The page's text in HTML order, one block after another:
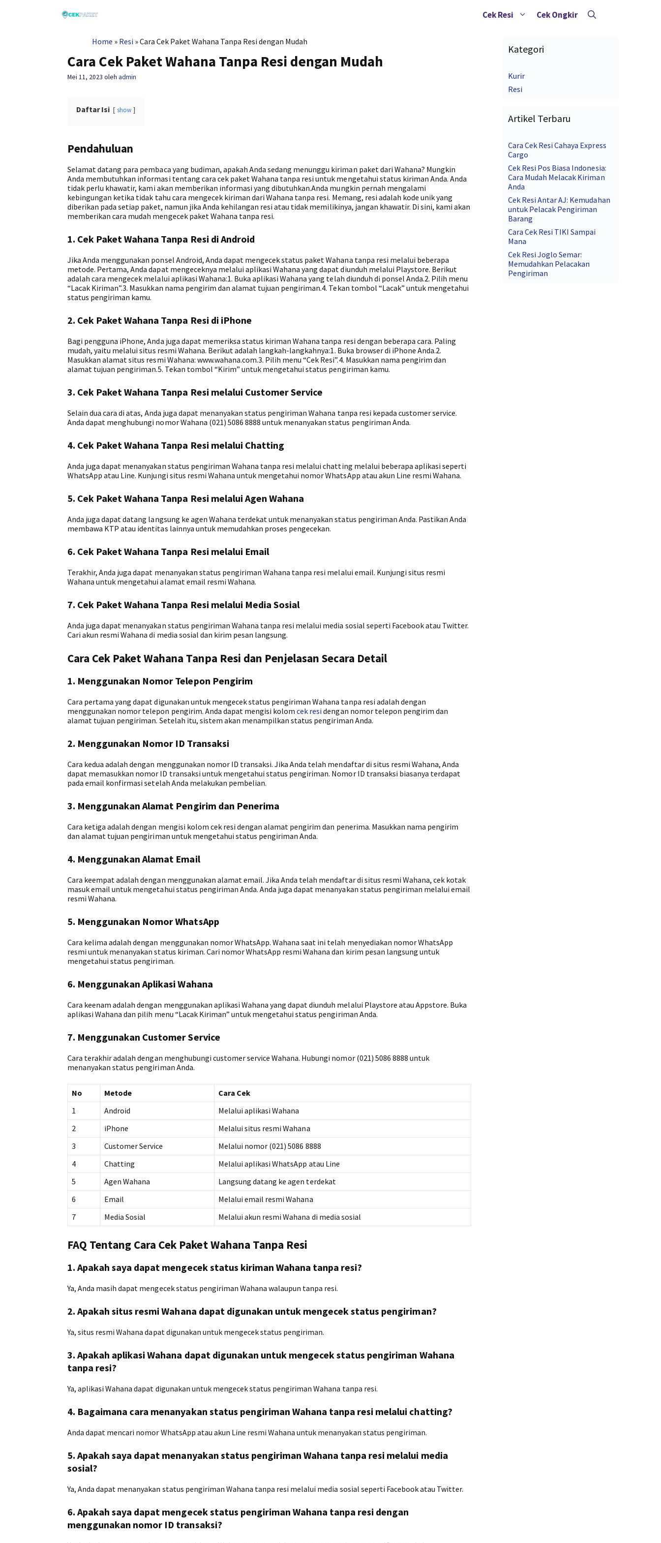
Cek Resi Cek Ongkir
Home » Resi »Cara Cek Paket Wahana Tanpa Resi dengan Mudah
Cara Cek Paket Wahana Tanpa Resi dengan Mudah
Mei 11, 2023 oleh admin
Daftar Isi show
Pendahuluan
Selamat datang para pembaca yang budiman, apakah Anda sedang menunggu kiriman paket dari Wahana? Mungkin
Anda membutuhkan informasi tentang cara cek paket Wahana tanpa resi untuk mengetahui status kiriman Anda. Anda
tidak perlu khawatir, kami akan memberikan informasi yang dibutuhkan.Anda mungkin pernah mengalami
kebingungan ketika tidak tahu cara mengecek kiriman dari Wahana tanpa resi. Memang, resi adalah kode unik yang
diberikan pada setiap paket, namun jika Anda kehilangan resi atau tidak memilikinya, jangan khawatir. Di sini, kami akan
memberikan cara mudah mengecek paket Wahana tanpa resi.
1. Cek Paket Wahana Tanpa Resi di Android
Jika Anda menggunakan ponsel Android, Anda dapat mengecek status paket Wahana tanpa resi melalui beberapa
metode. Pertama, Anda dapat mengeceknya melalui aplikasi Wahana yang dapat diunduh melalui Playstore. Berikut
adalah cara mengecek melalui aplikasi Wahana:1. Buka aplikasi Wahana yang telah diunduh di ponsel Anda.2. Pilih menu
“Lacak Kiriman”.3. Masukkan nama pengirim dan alamat tujuan pengiriman.4. Tekan tombol “Lacak” untuk mengetahui
status pengiriman kamu.
2. Cek Paket Wahana Tanpa Resi di iPhone
Bagi pengguna iPhone, Anda juga dapat memeriksa status kiriman Wahana tanpa resi dengan beberapa cara. Paling
mudah, yaitu melalui situs resmi Wahana. Berikut adalah langkah-langkahnya:1. Buka browser di iPhone Anda.2.
Masukkan alamat situs resmi Wahana: www.wahana.com.3. Pilih menu “Cek Resi”.4. Masukkan nama pengirim dan
alamat tujuan pengiriman.5. Tekan tombol “Kirim” untuk mengetahui status pengiriman kamu.
3. Cek Paket Wahana Tanpa Resi melalui Customer Service
Selain dua cara di atas, Anda juga dapat menanyakan status pengiriman Wahana tanpa resi kepada customer service.
Anda dapat menghubungi nomor Wahana (021) 5086 8888 untuk menanyakan status pengiriman Anda.
4. Cek Paket Wahana Tanpa Resi melalui Chatting
Anda juga dapat menanyakan status pengiriman Wahana tanpa resi melalui chatting melalui beberapa aplikasi seperti
WhatsApp atau Line. Kunjungi situs resmi Wahana untuk mengetahui nomor WhatsApp atau akun Line resmi Wahana.
5. Cek Paket Wahana Tanpa Resi melalui Agen Wahana
Anda juga dapat datang langsung ke agen Wahana terdekat untuk menanyakan status pengiriman Anda. Pastikan Anda
membawa KTP atau identitas lainnya untuk memudahkan proses pengecekan.
6. Cek Paket Wahana Tanpa Resi melalui Email
Terakhir, Anda juga dapat menanyakan status pengiriman Wahana tanpa resi melalui email. Kunjungi situs resmi
Wahana untuk mengetahui alamat email resmi Wahana.
7. Cek Paket Wahana Tanpa Resi melalui Media Sosial
Anda juga dapat menanyakan status pengiriman Wahana tanpa resi melalui media sosial seperti Facebook atau Twitter.
Cari akun resmi Wahana di media sosial dan kirim pesan langsung.
Cara Cek Paket Wahana Tanpa Resi dan Penjelasan Secara Detail
1. Menggunakan Nomor Telepon Pengirim
Cara pertama yang dapat digunakan untuk mengecek status pengiriman Wahana tanpa resi adalah dengan
menggunakan nomor telepon pengirim. Anda dapat mengisi kolomcek resi dengan nomor telepon pengirim dan
alamat tujuan pengiriman. Setelah itu, sistem akan menampilkan status pengiriman Anda.
2. Menggunakan Nomor ID Transaksi
Cara kedua adalah dengan menggunakan nomor ID transaksi. Jika Anda telah mendaftar di situs resmi Wahana, Anda
dapat memasukkan nomor ID transaksi untuk mengetahui status pengiriman. Nomor ID transaksi biasanya terdapat
pada email konfirmasi setelah Anda melakukan pembelian.
3. Menggunakan Alamat Pengirim dan Penerima
Cara ketiga adalah dengan mengisi kolom cek resi dengan alamat pengirim dan penerima. Masukkan nama pengirim
dan alamat tujuan pengiriman untuk mengetahui status pengiriman Anda.
4. Menggunakan Alamat Email
Cara keempat adalah dengan menggunakan alamat email. Jika Anda telah mendaftar di situs resmi Wahana, cek kotak
masuk email untuk mengetahui status pengiriman Anda. Anda juga dapat menanyakan status pengiriman melalui email
resmi Wahana.
5. Menggunakan Nomor WhatsApp
Cara kelima adalah dengan menggunakan nomor WhatsApp. Wahana saat ini telah menyediakan nomor WhatsApp
resmi untuk menanyakan status kiriman. Cari nomor WhatsApp resmi Wahana dan kirim pesan langsung untuk
mengetahui status pengiriman.
6. Menggunakan Aplikasi Wahana
Cara keenam adalah dengan menggunakan aplikasi Wahana yang dapat diunduh melalui Playstore atau Appstore. Buka
aplikasi Wahana dan pilih menu “Lacak Kiriman” untuk mengetahui status pengiriman Anda.
7. Menggunakan Customer Service
Cara terakhir adalah dengan menghubungi customer service Wahana. Hubungi nomor (021) 5086 8888 untuk
menanyakan status pengiriman Anda.
No Metode
Cara Cek
1
Android
Melalui aplikasi Wahana
2
iPhone
Melalui situs resmi Wahana
3
Customer Service
Melalui nomor (021) 5086 8888
4
Chatting
Melalui aplikasi WhatsApp atau Line
5
Agen Wahana
Langsung datang ke agen terdekat
6
Email
Melalui email resmi Wahana
7
Media Sosial Melalui akun resmi Wahana di media sosial
FAQ Tentang Cara Cek Paket Wahana Tanpa Resi
1. Apakah saya dapat mengecek status kiriman Wahana tanpa resi?
Ya, Anda masih dapat mengecek status pengiriman Wahana walaupun tanpa resi.
2. Apakah situs resmi Wahana dapat digunakan untuk mengecek status pengiriman?
Ya, situs resmi Wahana dapat digunakan untuk mengecek status pengiriman.
3. Apakah aplikasi Wahana dapat digunakan untuk mengecek status pengiriman Wahana
tanpa resi?
Ya, aplikasi Wahana dapat digunakan untuk mengecek status pengiriman Wahana tanpa resi.
4. Bagaimana cara menanyakan status pengiriman Wahana tanpa resi melalui chatting?
Anda dapat mencari nomor WhatsApp atau akun Line resmi Wahana untuk menanyakan status pengiriman.
5. Apakah saya dapat menanyakan status pengiriman Wahana tanpa resi melalui media
sosial?
Ya, Anda dapat menanyakan status pengiriman Wahana tanpa resi melalui media sosial seperti Facebook atau Twitter.
6. Apakah saya dapat mengecek status pengiriman Wahana tanpa resi dengan
menggunakan nomor ID transaksi?
Kategori
Kurir
Resi
Artikel Terbaru
Cara Cek Resi Cahaya Express
Cargo
Cek Resi Pos Biasa Indonesia:
Cara Mudah Melacak Kiriman
Anda
Cek Resi Antar AJ: Kemudahan
untuk Pelacak Pengiriman
Barang
Cara Cek Resi TIKI Sampai
Mana
Cek Resi Joglo Semar:
Memudahkan Pelacakan
Pengiriman